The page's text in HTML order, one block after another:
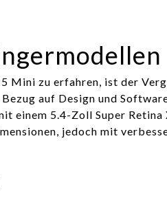
Mini zu erfahren, ist der
auf Design und
einem 5.4-Zoll Super Retina
jedoch mit